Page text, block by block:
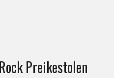
Preikestolen